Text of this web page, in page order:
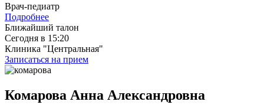
Врач-педиатр
Подробнее
Ближайший талон
Сегодня в 15:20
Клиника "Центральная"
Записаться на прием
Комарова Анна Александровна